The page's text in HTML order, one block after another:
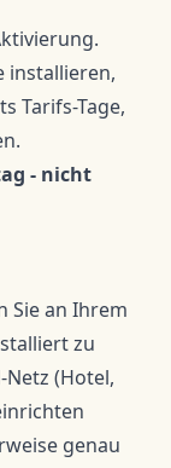
installieren,
Tarifs-Tage,
- nicht
Sie an Ihrem
zu
Netz (Hotel,
genau